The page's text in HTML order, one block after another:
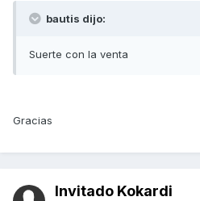
bautis dijo:
Suerte con la venta
Gracias
Invitado Kokardi